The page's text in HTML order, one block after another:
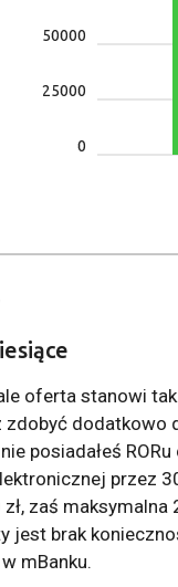
0
25000
50000
oferta stanowi
dodatkowo
posiadałeś
przez
zaś maksymalna
brak
w mBanku.